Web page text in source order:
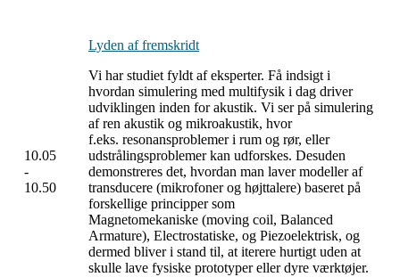
10.05
-
10.50
Lyden af fremskridt
Vi har studiet fyldt af eksperter. Få indsigt i
hvordan simulering med multifysik i dag driver
udviklingen inden for akustik. Vi ser på simulering
af ren akustik og mikroakustik, hvor
f.eks. resonansproblemer i rum og rør, eller
udstrålingsproblemer kan udforskes. Desuden
demonstreres det, hvordan man laver modeller af
transducere (mikrofoner og højttalere) baseret på
forskellige principper som
Magnetomekaniske (moving coil, Balanced
Armature), Electrostatiske, og Piezoelektrisk, og
dermed bliver i stand til, at iterere hurtigt uden at
skulle lave fysiske prototyper eller dyre værktøjer.